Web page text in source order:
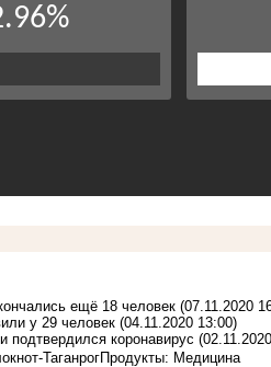
ещё 18 человек (07.11.2020
у 29 человек (04.11.2020 13:00)
подтвердился коронавирус
ТаганрогПродукты: Медицина